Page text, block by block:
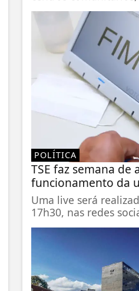
POLÍTICA
TSE faz semana
funcionamento da
Uma live será
17h30, nas redes